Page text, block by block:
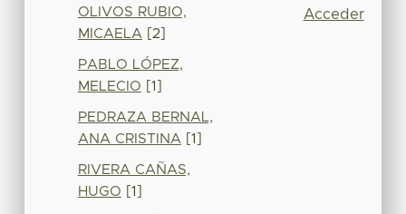
OLIVOS RUBIO,
MICAELA [2]
PABLO LÓPEZ,
MELECIO [1]
PEDRAZA BERNAL,
ANA CRISTINA [1]
RIVERA CAÑAS,
HUGO [1]
Acceder